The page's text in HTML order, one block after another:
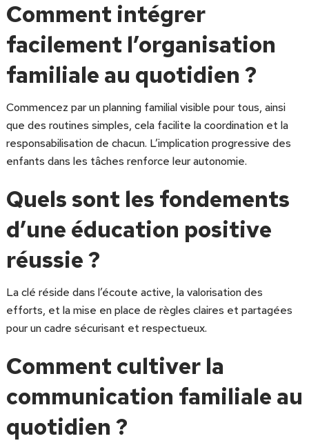
Comment intégrer
facilement l’organisation
familiale au quotidien ?
Commencez par un planning familial visible pour tous, ainsi
que des routines simples, cela facilite la coordination et la
responsabilisation de chacun. L’implication progressive des
enfants dans les tâches renforce leur autonomie.
Quels sont les fondements
d’une éducation positive
réussie ?
La clé réside dans l’écoute active, la valorisation des
efforts, et la mise en place de règles claires et partagées
pour un cadre sécurisant et respectueux.
Comment cultiver la
communication familiale au
quotidien ?